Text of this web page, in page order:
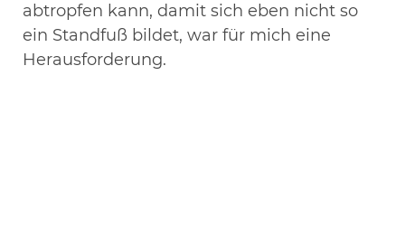
abtropfen kann, damit sich eben nicht so
ein Standfuß bildet, war für mich eine
Herausforderung.